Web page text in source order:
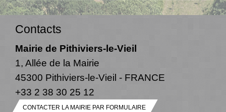
Contacts
Mairie de Pithiviers-le-Vieil
1, Allée de la Mairie
45300 Pithiviers-le-Vieil - FRANCE
+33 2 38 30 25 12
CONTACTER LA MAIRIE PAR FORMULAIRE